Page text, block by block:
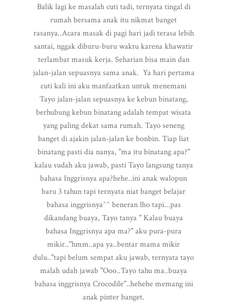
Balik lagi ke masalah cuti tadi, ternyata tingal di
rumah bersama anak itu nikmat banget
rasanya..Acara masak di pagi hari jadi terasa lebih
santai, nggak diburu-buru waktu karena khawatir
terlambat masuk kerja. Seharian bisa main dan
jalan-jalan sepuasnya sama anak. Ya hari pertama
cuti kali ini aku manfaatkan untuk menemani
Tayo jalan-jalan sepuasnya ke kebun binatang,
berhubung kebun binatang adalah tempat wisata
yang paling dekat sama rumah. Tayo seneng
banget di ajakin jalan-jalan ke bonbin. Tiap liat
binatang pasti dia nanya, "ma itu binatang apa?"
kalau sudah aku jawab, pasti Tayo langsung tanya
bahasa Inggrisnya apa?hehe..ini anak walopun
baru 3 tahun tapi ternyata niat banget belajar
bahasa inggrisnya^^ beneran lho tapi...pas
dikandang buaya, Tayo tanya " Kalau buaya
bahasa Inggrisnya apa ma?" aku pura-pura
mikir.."hmm..apa ya..bentar mama mikir
dulu.."tapi belum sempat aku jawab, ternyata tayo
malah udah jawab "Ooo..Tayo tahu ma..buaya
bahasa inggrisnya Crocodile"..hehehe memang ini
anak pinter banget.